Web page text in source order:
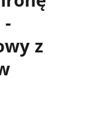
-
z